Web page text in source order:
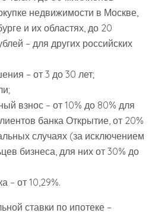
недвижимости в Москве,
и их областях, до 20
– для других российских
– от 3 до 30 лет;
взнос – от 10% до 80% для
банка Открытие, от 20%
случаях (за исключением
бизнеса, для них от 30% до
– от 10,29%.
ставки по ипотеке –